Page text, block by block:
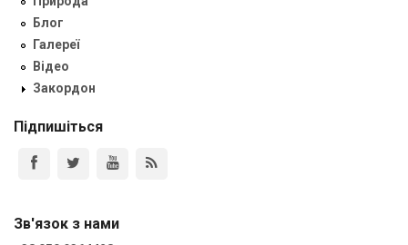
Блог
Галереї
Відео
Закордон
Підпишіться
Зв'язок з нами